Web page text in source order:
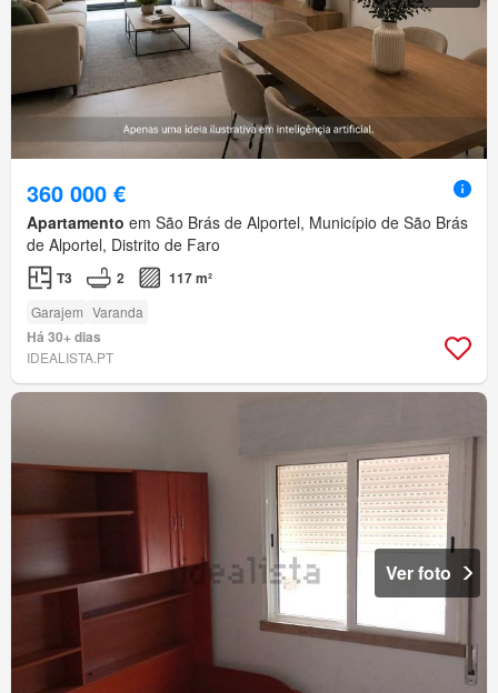
360 000 €
Apartamento em São Brás de Alportel, Município de São Brás
de Alportel, Distrito de Faro
T3 2 117 m²
Garajem Varanda
Há 30+ dias
IDEALISTA.PT
Ver foto